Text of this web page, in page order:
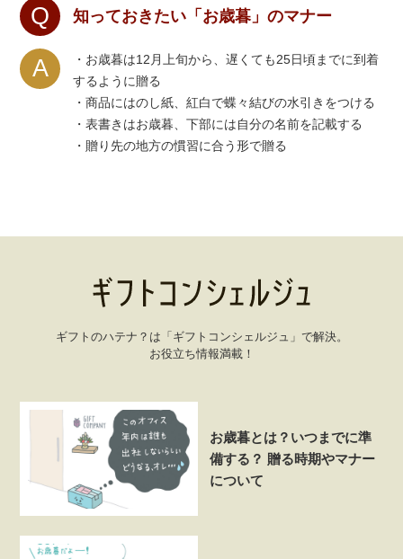
Q 知っておきたい「お歳暮」のマナー
A
・お歳暮は12月上旬から、遅くても25日頃までに到着
するように贈る
・商品にはのし紙、紅白で蝶々結びの水引きをつける
・表書きはお歳暮、下部には自分の名前を記載する
・贈り先の地方の慣習に合う形で贈る
ギフトのハテナ？は「ギフトコンシェルジュ」で解決。
お役立ち情報満載！
お歳暮とは？いつまでに準
備する？ 贈る時期やマナー
について